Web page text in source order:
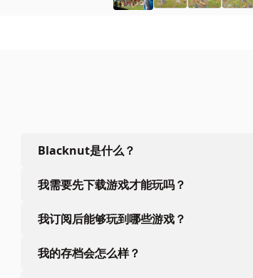
Blacknut是什么？
我需要先下载游戏才能玩吗？
我订阅后能够玩到哪些游戏？
我的存档会怎么样？